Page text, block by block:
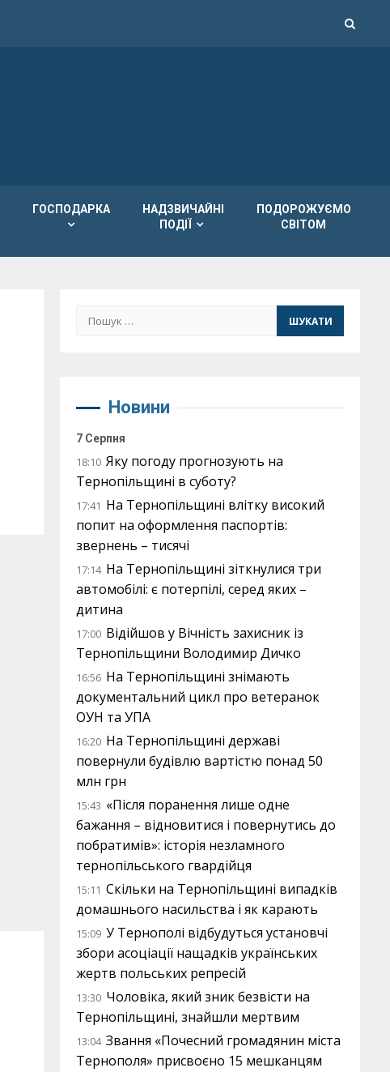
ГОСПОДАРКА
НАДЗВИЧАЙНІ
ПОДІЇ
ПОДОРОЖУЄМО
СВІТОМ
Пошук:
Новини
7 Серпня
18:10 Яку погоду прогнозують на
Тернопільщині в суботу?
17:41 На Тернопільщині влітку високий
попит на оформлення паспортів:
звернень – тисячі
17:14 На Тернопільщині зіткнулися три
автомобілі: є потерпілі, серед яких –
дитина
17:00 Відійшов у Вічність захисник із
Тернопільщини Володимир Дичко
16:56 На Тернопільщині знімають
документальний цикл про ветеранок
ОУН та УПА
16:20 На Тернопільщині державі
повернули будівлю вартістю понад 50
млн грн
15:43 «Після поранення лише одне
бажання – відновитися і повернутись до
побратимів»: історія незламного
тернопільського гвардійця
15:11 Скільки на Тернопільщині випадків
домашнього насильства і як карають
15:09 У Тернополі відбудуться установчі
збори асоціації нащадків українських
жертв польських репресій
13:30 Чоловіка, який зник безвісти на
Тернопільщині, знайшли мертвим
13:04 Звання «Почесний громадянин міста
Тернополя» присвоєно 15 мешканцям